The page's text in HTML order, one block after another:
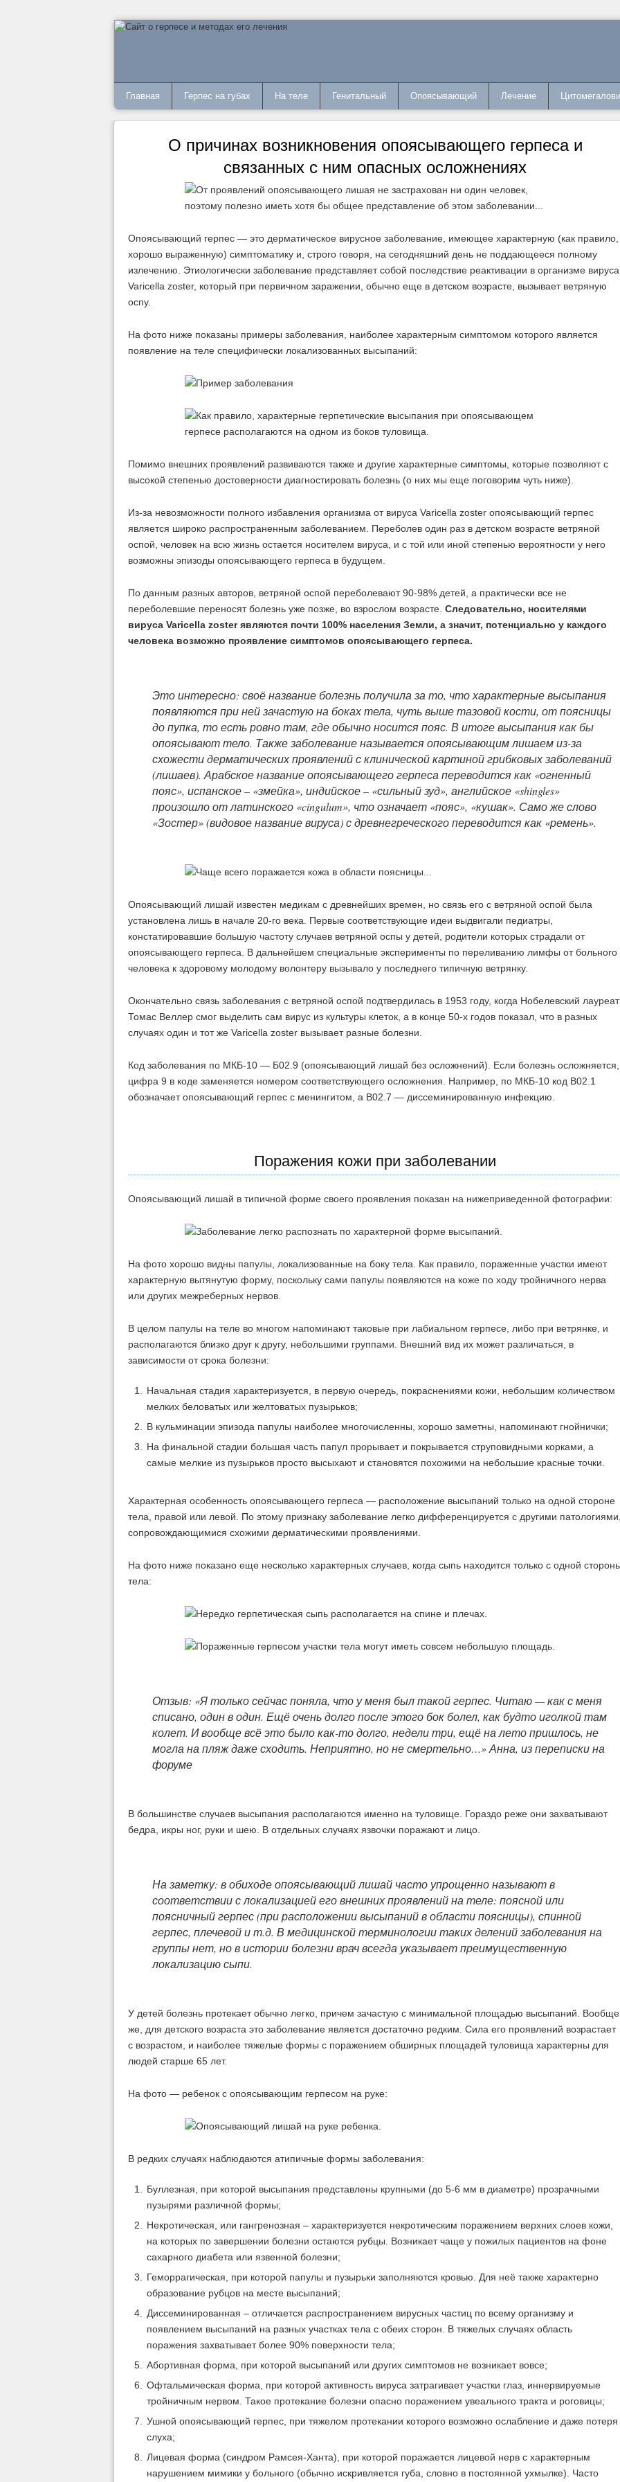
Главная Герпес на губах На теле Генитальный Опоясывающий Лечение
О причинах возникновения опоясывающего герпеса и
связанных с ним опасных осложнениях
Опоясывающий герпес — это дерматическое вирусное заболевание, имеющее характерную (как правило,
хорошо выраженную) симптоматику и, строго говоря, на сегодняшний день не поддающееся полному
излечению. Этиологически заболевание представляет собой последствие реактивации в организме вируса
Varicella zoster, который при первичном заражении, обычно еще в детском возрасте, вызывает ветряную
оспу.
На фото ниже показаны примеры заболевания, наиболее характерным симптомом которого является
появление на теле специфически локализованных высыпаний:
Помимо внешних проявлений развиваются также и другие характерные симптомы, которые позволяют с
высокой степенью достоверности диагностировать болезнь (о них мы еще поговорим чуть ниже).
Из-за невозможности полного избавления организма от вируса Varicella zoster опоясывающий герпес
является широко распространенным заболеванием. Переболев один раз в детском возрасте ветряной
оспой, человек на всю жизнь остается носителем вируса, и с той или иной степенью вероятности у него
возможны эпизоды опоясывающего герпеса в будущем.
По данным разных авторов, ветряной оспой переболевают 90-98% детей, а практически все не
переболевшие переносят болезнь уже позже, во взрослом возрасте. Следовательно, носителями
вируса Varicella zoster являются почти 100% населения Земли, а значит, потенциально у каждого
человека возможно проявление симптомов опоясывающего герпеса.
Это интересно: своё название болезнь получила за то, что характерные высыпания
появляются при ней зачастую на боках тела, чуть выше тазовой кости, от поясницы
до пупка, то есть ровно там, где обычно носится пояс. В итоге высыпания как бы
опоясывают тело. Также заболевание называется опоясывающим лишаем из-за
схожести дерматических проявлений с клинической картиной грибковых заболеваний
(лишаев). Арабское название опоясывающего герпеса переводится как «огненный
пояс», испанское – «змейка», индийское – «сильный зуд», английское «shingles»
произошло от латинского «cingulum», что означает «пояс», «кушак». Само же слово
«Зостер» (видовое название вируса) с древнегреческого переводится как «ремень».
Опоясывающий лишай известен медикам с древнейших времен, но связь его с ветряной оспой была
установлена лишь в начале 20-го века. Первые соответствующие идеи выдвигали педиатры,
констатировавшие большую частоту случаев ветряной оспы у детей, родители которых страдали от
опоясывающего герпеса. В дальнейшем специальные эксперименты по переливанию лимфы от больного
человека к здоровому молодому волонтеру вызывало у последнего типичную ветрянку.
Окончательно связь заболевания с ветряной оспой подтвердилась в 1953 году, когда Нобелевский лауреат
Томас Веллер смог выделить сам вирус из культуры клеток, а в конце 50-х годов показал, что в разных
случаях один и тот же Varicella zoster вызывает разные болезни.
Код заболевания по МКБ-10 — Б02.9 (опоясывающий лишай без осложнений). Если болезнь осложняется,
цифра 9 в коде заменяется номером соответствующего осложнения. Например, по МКБ-10 код В02.1
обозначает опоясывающий герпес с менингитом, а В02.7 — диссеминированную инфекцию.
Поражения кожи при заболевании
Опоясывающий лишай в типичной форме своего проявления показан на нижеприведенной фотографии:
На фото хорошо видны папулы, локализованные на боку тела. Как правило, пораженные участки имеют
характерную вытянутую форму, поскольку сами папулы появляются на коже по ходу тройничного нерва
или других межреберных нервов.
В целом папулы на теле во многом напоминают таковые при лабиальном герпесе, либо при ветрянке, и
располагаются близко друг к другу, небольшими группами. Внешний вид их может различаться, в
зависимости от срока болезни:
Начальная стадия характеризуется, в первую очередь, покраснениями кожи, небольшим количеством
мелких беловатых или желтоватых пузырьков;
В кульминации эпизода папулы наиболее многочисленны, хорошо заметны, напоминают гнойнички;
На финальной стадии большая часть папул прорывает и покрывается струповидными корками, а
самые мелкие из пузырьков просто высыхают и становятся похожими на небольшие красные точки.
Характерная особенность опоясывающего герпеса — расположение высыпаний только на одной стороне
тела, правой или левой. По этому признаку заболевание легко дифференцируется с другими
сопровождающимися схожими дерматическими проявлениями.
На фото ниже показано еще несколько характерных случаев, когда сыпь находится только с одной
тела:
Отзыв: «Я только сейчас поняла, что у меня был такой герпес. Читаю — как с меня
списано, один в один. Ещё очень долго после этого бок болел, как будто иголкой там
колет. И вообще всё это было как-то долго, недели три, ещё на лето пришлось, не
могла на пляж даже сходить. Неприятно, но не смертельно…» Анна, из переписки на
форуме
В большинстве случаев высыпания располагаются именно на туловище. Гораздо реже они захватывают
бедра, икры ног, руки и шею. В отдельных случаях язвочки поражают и лицо.
На заметку: в обиходе опоясывающий лишай часто упрощенно называют в
соответствии с локализацией его внешних проявлений на теле: поясной или
поясничный герпес (при расположении высыпаний в области поясницы), спинной
герпес, плечевой и т.д. В медицинской терминологии таких делений заболевания на
группы нет, но в истории болезни врач всегда указывает преимущественную
локализацию сыпи.
У детей болезнь протекает обычно легко, причем зачастую с минимальной площадью высыпаний. Вообще
же, для детского возраста это заболевание является достаточно редким. Сила его проявлений возрастает
с возрастом, и наиболее тяжелые формы с поражением обширных площадей туловища характерны для
людей старше 65 лет.
На фото — ребенок с опоясывающим герпесом на руке:
В редких случаях наблюдаются атипичные формы заболевания:
Буллезная, при которой высыпания представлены крупными (до 5-6 мм в диаметре) прозрачными
пузырями различной формы;
Некротическая, или гангренозная – характеризуется некротическим поражением верхних слоев кожи,
на которых по завершении болезни остаются рубцы. Возникает чаще у пожилых пациентов на фоне
сахарного диабета или язвенной болезни;
Геморрагическая, при которой папулы и пузырьки заполняются кровью. Для неё также характерно
образование рубцов на месте высыпаний;
Диссеминированная – отличается распространением вирусных частиц по всему организму и
появлением высыпаний на разных участках тела с обеих сторон. В тяжелых случаях область
поражения захватывает более 90% поверхности тела;
Абортивная форма, при которой высыпаний или других симптомов не возникает вовсе;
Офтальмическая форма, при которой активность вируса затрагивает участки глаз, иннервируемые
тройничным нервом. Такое протекание болезни опасно поражением увеального тракта и роговицы;
Ушной опоясывающий герпес, при тяжелом протекании которого возможно ослабление и даже потеря
слуха;
Лицевая форма (синдром Рамсея-Ханта), при которой поражается лицевой нерв с характерным
нарушением мимики у больного (обычно искривляется губа, словно в постоянной ухмылке). Часто